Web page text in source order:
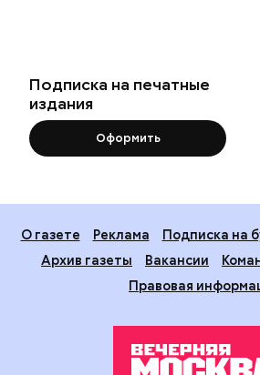
Подписка на печатные
издания
Оформить
О газете Реклама
Подписка на
Архив газеты
Вакансии
Правовая